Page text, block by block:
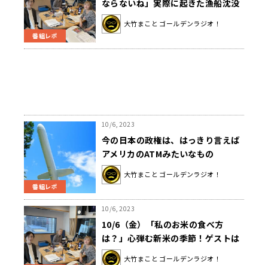
番組レポ
ならないね」実際に起きた漁船沈没
事故の不可解な“謎”を追う！
大竹まこと ゴールデンラジオ！
番組レポ
10/6, 2023
今の日本の政権は、はっきり言えば
アメリカのATMみたいなもの
大竹まこと ゴールデンラジオ！
10/6, 2023
10/6（金）「私のお米の食べ方
は？」心弾む新米の季節！ゲストは
伊澤理江さん！
大竹まこと ゴールデンラジオ！